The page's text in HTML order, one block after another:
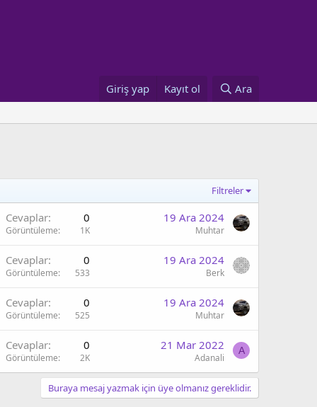
Giriş yap Kayıt ol Ara
Filtreler
Cevaplar 0
Görüntüleme 1K
19 Ara 2024
Muhtar
Cevaplar 0
Görüntüleme 533
19 Ara 2024
Berk
Cevaplar 0
Görüntüleme 525
19 Ara 2024
Muhtar
Cevaplar 0
Görüntüleme 2K
21 Mar 2022
Adanali
A
Buraya mesaj yazmak için üye olmanız gereklidir.